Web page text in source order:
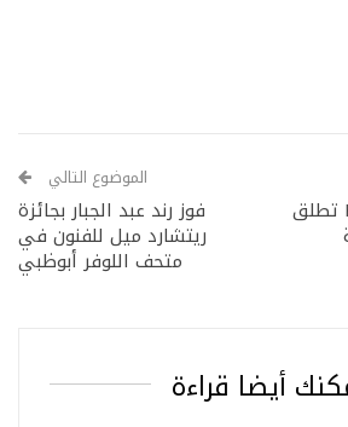
دار KARL LAGERFELD تطلق
الموضوع التالي
فوز رند عبد الجبار بجائزة
ريتشارد ميل للفنون في
متحف اللوفر أبوظبي
أيضا قراءة